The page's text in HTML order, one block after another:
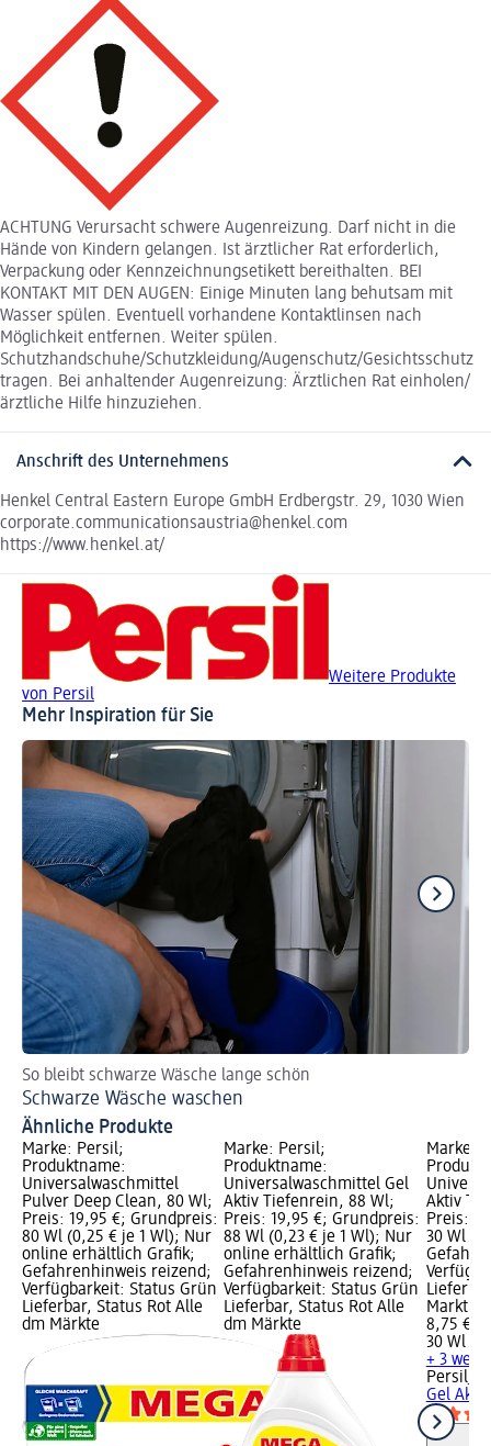
ACHTUNG Verursacht schwere Augenreizung. Darf nicht in die
Hände von Kindern gelangen. Ist ärztlicher Rat erforderlich,
Verpackung oder Kennzeichnungsetikett bereithalten. BEI
KONTAKT MIT DEN AUGEN: Einige Minuten lang behutsam mit
Wasser spülen. Eventuell vorhandene Kontaktlinsen nach
Möglichkeit entfernen. Weiter spülen.
Schutzhandschuhe/Schutzkleidung/Augenschutz/Gesichtsschutz
tragen. Bei anhaltender Augenreizung: Ärztlichen Rat einholen/
ärztliche Hilfe hinzuziehen.
Anschrift des Unternehmens
Henkel Central Eastern Europe GmbH Erdbergstr. 29, 1030 Wien
corporate.communicationsaustria@henkel.com
https://www.henkel.at/
Weitere Produkte
von Persil
Mehr Inspiration für Sie
So bleibt schwarze Wäsche lange schön
Schwarze Wäsche waschen
Ähnliche Produkte
Marke: Persil;
Produktname:
Universalwaschmittel
Pulver Deep Clean, 80 Wl;
Preis: 19,95 €; Grundpreis:
80 Wl (0,25 € je 1 Wl); Nur
online erhältlich Grafik;
Gefahrenhinweis reizend;
Verfügbarkeit: Status Grün
Lieferbar, Status Rot Alle
dm Märkte
Marke: Persil;
Produktname:
Universalwaschmittel Gel
Aktiv Tiefenrein, 88 Wl;
Preis: 19,95 €; Grundpreis:
88 Wl (0,23 € je 1 Wl); Nur
online erhältlich Grafik;
Gefahrenhinweis reizend;
Verfügbarkeit: Status Grün
Lieferbar, Status Rot Alle
dm Märkte
Marke:
Aktiv
Preis:
30 Wl
Markt
8,75 €
30 Wl
+ 3
Persil
Gel